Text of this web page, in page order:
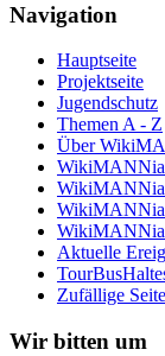
Navigation
Hauptseite
Projektseite
Jugendschutz
Themen A - Z
Über
WikiMANNia
Aktuelle
Zufällige Seite
Wir bitten um